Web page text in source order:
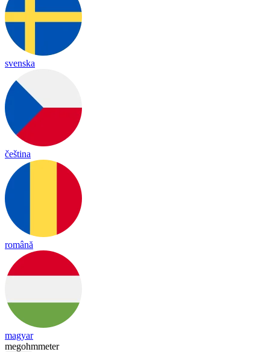
svenska
čeština
română
magyar
megohmmeter